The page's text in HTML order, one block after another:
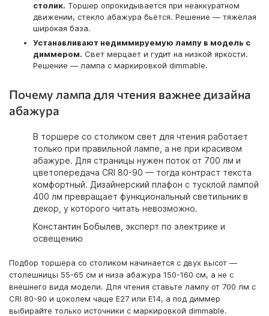
столик. Торшер опрокидывается при неаккуратном
движении, стекло абажура бьётся. Решение — тяжёлая
широкая база.
Устанавливают недиммируемую лампу в модель с
диммером. Свет мерцает и гудит на низкой яркости.
Решение — лампа с маркировкой dimmable.
Почему лампа для чтения важнее дизайна
абажура
В торшере со столиком свет для чтения работает
только при правильной лампе, а не при красивом
абажуре. Для страницы нужен поток от 700 лм и
цветопередача CRI 80-90 — тогда контраст текста
комфортный. Дизайнерский плафон с тусклой лампой
400 лм превращает функциональный светильник в
декор, у которого читать невозможно.
Константин Бобылев , эксперт по электрике и
освещению
Подбор торшера со столиком начинается с двух высот —
столешницы 55-65 см и низа абажура 150-160 см, а не с
внешнего вида модели. Для чтения ставьте лампу от 700 лм с
CRI 80-90 и цоколем чаще E27 или E14, а под диммер
выбирайте только источники с маркировкой dimmable.